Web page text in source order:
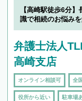
【高崎駅徒歩6分
識で相続のお悩み
弁護士法人
高崎支店
オンライン相談可 全
役所から近い 駐車場